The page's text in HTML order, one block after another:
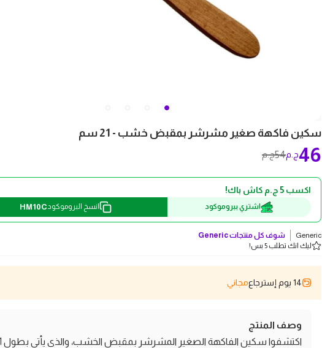
سكين فاكهة صغير مشرشر بمقبض خشب - 21 سم
54ج.م 46ج.م
اكسب 5 ج.م كاش باك!
اشتري ببروموكود انسخ البروموكودHM10C
Generic شوف كل منتجاتGeneric
ليك انك تطلب 5 بس!
14 يوم إسترجاع مجاني
وصف المنتج